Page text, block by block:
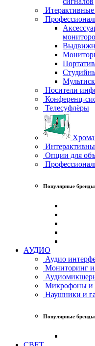
Носители
Конференц-
Телесуфлёры
Опции для
Популярные бренды
АУДИО
Аудио
Мониторинг и
Микрофоны и
Наушники и
Популярные бренды